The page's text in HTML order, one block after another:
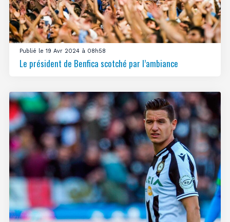
Publié le 19 Avr 2024 à 08h58
Le président de Benfica scotché par l’ambiance